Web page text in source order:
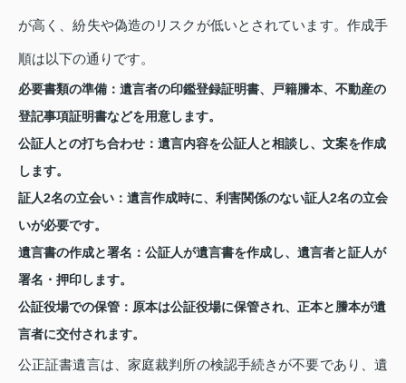
が高く、紛失や偽造のリスクが低いとされています。作成手
順は以下の通りです。
必要書類の準備 ：遺言者の印鑑登録証明書、戸籍謄本、不動産の
登記事項証明書などを用意します。
公証人との打ち合わせ ：遺言内容を公証人と相談し、文案を作成
します。
証人2名の立会い ：遺言作成時に、利害関係のない証人2名の立会
いが必要です。
遺言書の作成と署名 ：公証人が遺言書を作成し、遺言者と証人が
署名・押印します。
公証役場での保管 ：原本は公証役場に保管され、正本と謄本が遺
言者に交付されます。
公正証書遺言は、家庭裁判所の検認手続きが不要であり、遺